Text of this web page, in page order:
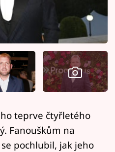
Vary
teprve čtyřletého
Fanouškům na
pochlubil, jak jeho